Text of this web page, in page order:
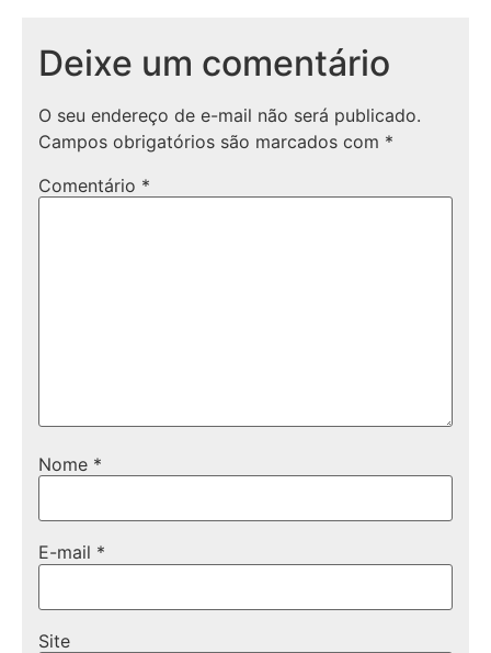
Deixe um comentário
O seu endereço de e-mail não será publicado.
Campos obrigatórios são marcados com *
Comentário *
Nome *
E-mail *
Site